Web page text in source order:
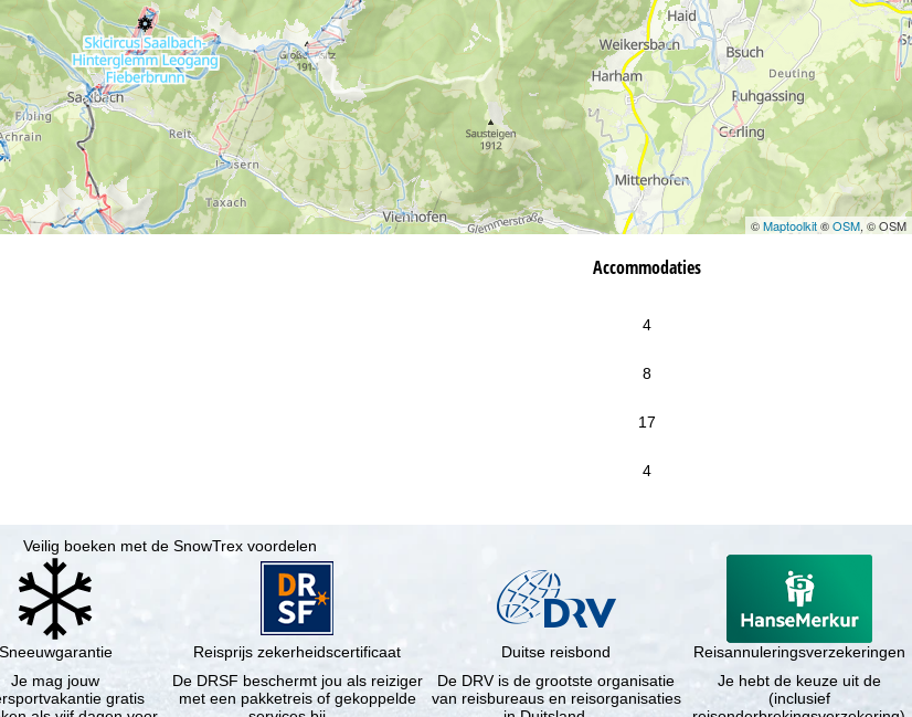
©Maptoolkit©OSM, © OSM
Accommodaties
4
8
17
4
Veilig boeken met de SnowTrex voordelen
Sneeuwgarantie
Je mag jouw
gratis
Reisprijs zekerheidscertificaat
De DRSF beschermt jou als reiziger
met een pakketreis of gekoppelde
Duitse reisbond
De DRV is de grootste organisatie
van reisbureaus en reisorganisaties
Reisannuleringsverzekeringen
Je hebt de keuze uit de
(inclusief